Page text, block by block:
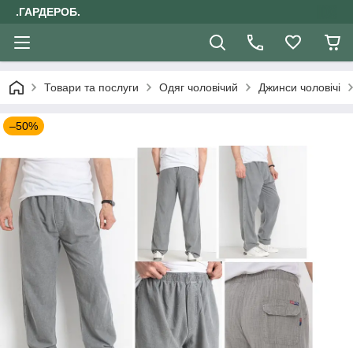
.ГАРДЕРОБ.
Товари та послуги Одяг чоловічий Джинси чоловічі
–50%